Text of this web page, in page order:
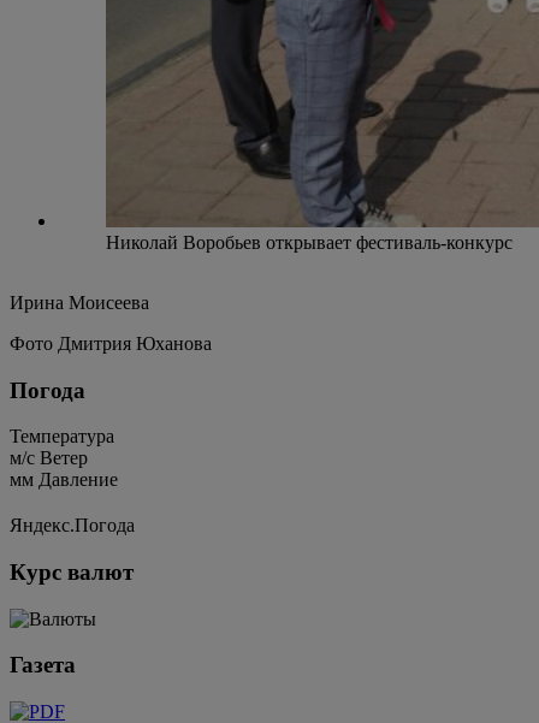
Николай Воробьев открывает фестиваль-конкурс
Ирина Моисеева
Фото Дмитрия Юханова
Погода
Температура
м/c Ветер
мм Давление
Яндекс.Погода
Курс валют
Газета